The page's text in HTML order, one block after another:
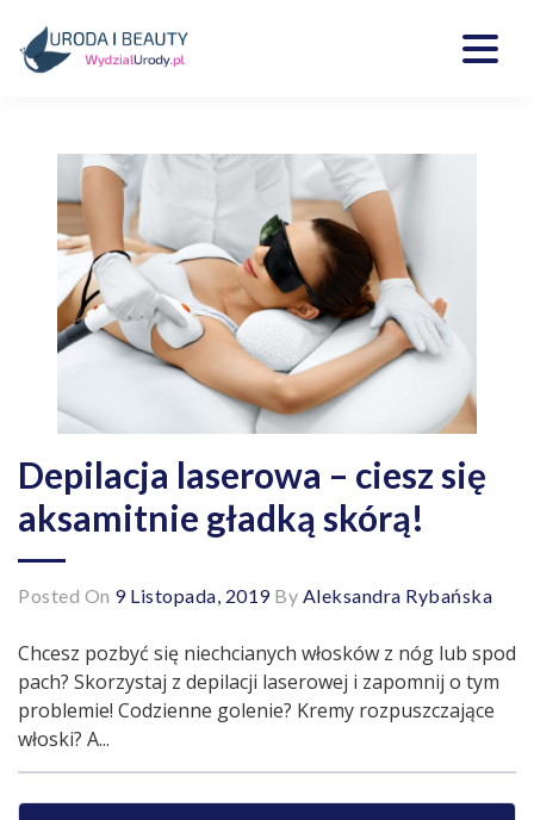
content
Depilacja laserowa – ciesz się
aksamitnie gładką skórą!
Posted On 9 Listopada, 2019By Aleksandra Rybańska
Chcesz pozbyć się niechcianych włosków z nóg lub spod
pach? Skorzystaj z depilacji laserowej i zapomnij o tym
problemie! Codzienne golenie? Kremy rozpuszczające
włoski? A...